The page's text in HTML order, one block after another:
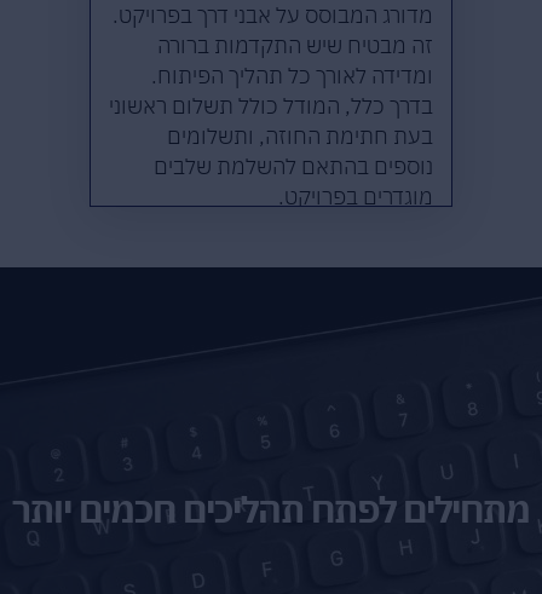
מדורג המבוסס על אבני דרך בפרויקט.
זה מבטיח שיש התקדמות ברורה
ומדידה לאורך כל תהליך הפיתוח.
בדרך כלל, המודל כולל תשלום ראשוני
בעת חתימת החוזה, ותשלומים
נוספים בהתאם להשלמת שלבים
מוגדרים בפרויקט.
מתחילים לפתח תהליכים חכמים יותר